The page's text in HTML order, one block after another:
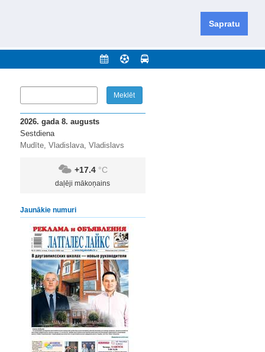
Sapratu
novadu un apkārtējos novadus un pilsētas.
2026. gada 8. augusts
Sestdiena
Mudīte, Vladislava, Vladislavs
+17.4 °C
daļēji mākoņains
Jaunākie numuri